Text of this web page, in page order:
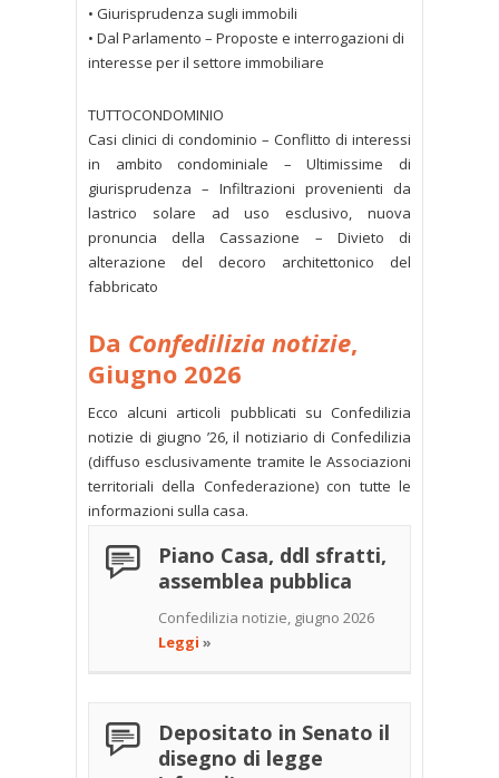
• Giurisprudenza sugli immobili
• Dal Parlamento – Proposte e interrogazioni di
interesse per il settore immobiliare
TUTTOCONDOMINIO
Casi clinici di condominio – Conflitto di interessi
in ambito condominiale – Ultimissime di
giurisprudenza – Infiltrazioni provenienti da
lastrico solare ad uso esclusivo, nuova
pronuncia della Cassazione – Divieto di
alterazione del decoro architettonico del
fabbricato
Da Confedilizia notizie,
Giugno 2026
Ecco alcuni articoli pubblicati su Confedilizia
notizie di giugno ’26, il notiziario di Confedilizia
(diffuso esclusivamente tramite le Associazioni
territoriali della Confederazione) con tutte le
informazioni sulla casa.
Piano Casa, ddl sfratti,
assemblea pubblica
Confedilizia notizie, giugno 2026
Leggi »
Depositato in Senato il
disegno di legge